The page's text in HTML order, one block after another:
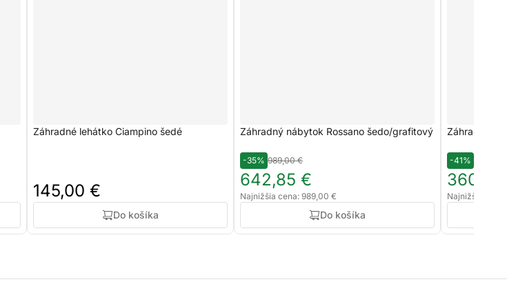
Záhradné lehátko Ciampino šedé
145,00 €
Do košíka
Záhradný nábytok Rossano šedo/grafitový
-35% 989,00 €
642,85 €
Najnižšia cena: 989,00 €
Do košíka
Záhradný
-41%
360,00
Najnižšia